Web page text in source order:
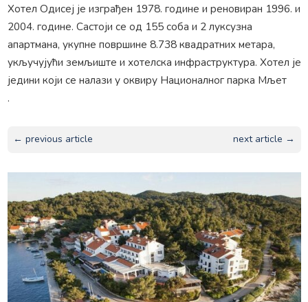
Хотел Одисеј је изграђен 1978. године и реновиран 1996. и
2004. године. Састоји се од 155 соба и 2 луксузна
апартмана, укупне површине 8.738 квадратних метара,
укључујући земљиште и хотелска инфраструктура. Хотел је
једини који се налази у оквиру Националног парка Мљет
.
← previous article next article →